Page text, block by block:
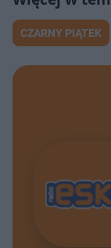
CZARNY PIĄTEK